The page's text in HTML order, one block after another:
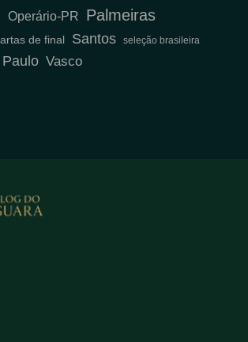
Operário-PR Palmeiras
de final Santos seleção brasileira
Vasco